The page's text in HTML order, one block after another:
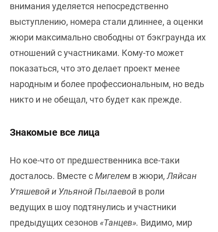
внимания уделяется непосредственно
выступлению, номера стали длиннее, а оценки
жюри максимально свободны от бэкграунда их
отношений с участниками. Кому-то может
показаться, что это делает проект менее
народным и более профессиональным, но ведь
никто и не обещал, что будет как прежде.
Знакомые все лица
Но кое-что от предшественника все-таки
досталось. Вместе сМигелем в жюри, Ляйсан
Утяшевой и Ульяной Пылаевой в роли
ведущих в шоу подтянулись и участники
предыдущих сезонов «Танцев». Видимо, мир